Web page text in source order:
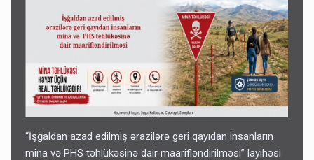
“İşğaldan azad edilmiş ərazilərə geri qayıdan insanların
mina və PHS təhlükəsinə dair maarifləndirilməsi” layihəsi